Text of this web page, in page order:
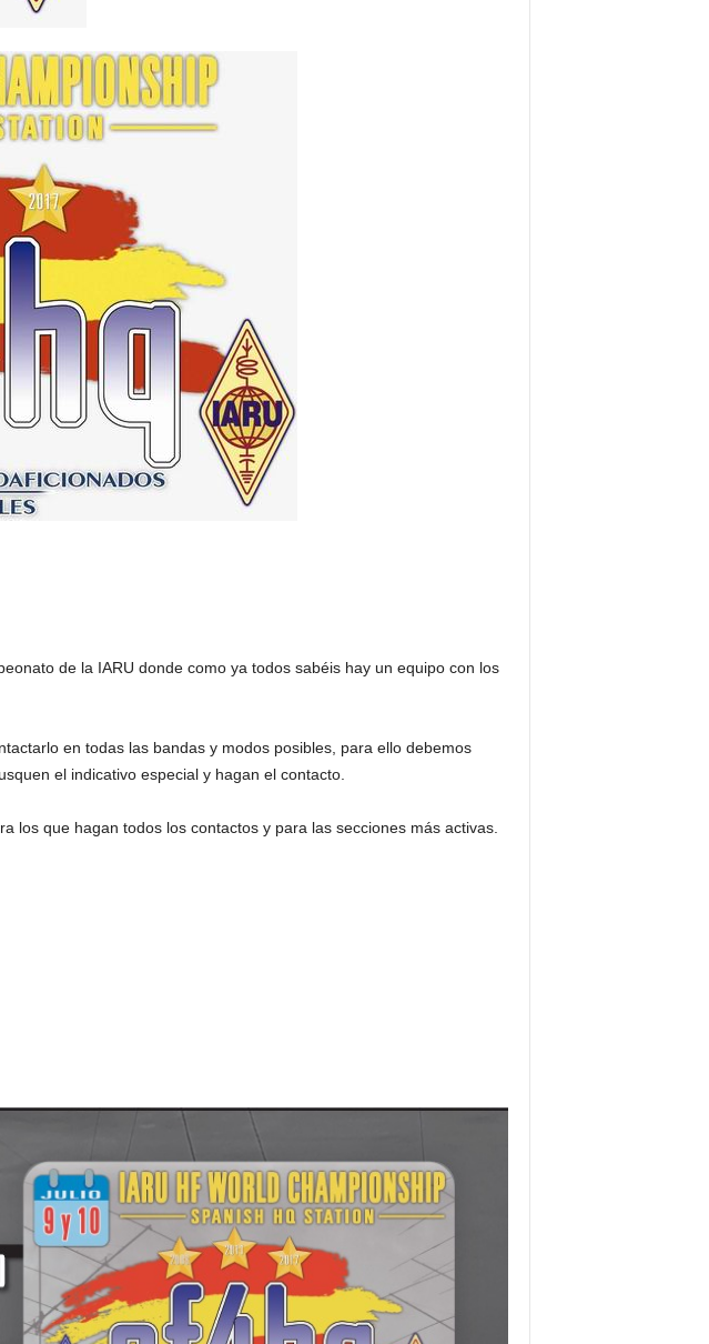
de la IARU donde como ya todos sabéis hay un equipo con los
en todas las bandas y modos posibles, para ello debemos
el indicativo especial y hagan el contacto.
los que hagan todos los contactos y para las secciones más activas.